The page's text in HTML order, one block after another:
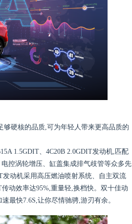
硬核的品质,可为年轻人带来更高品质的
1.5GDIT、4C20B 2.0GDIT发动机,匹配
控涡轮增压、缸盖集成排气歧管等众多先
发动机采用高压燃油喷射系统、自主双流
动效率达95%,重量轻,换档快。双十佳动
最快7.6S,让你尽情驰骋,游刃有余。